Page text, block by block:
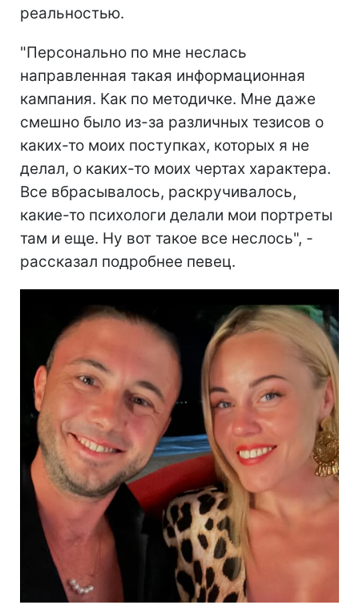
реальностью.
"Персонально по мне неслась
направленная такая информационная
кампания. Как по методичке. Мне даже
смешно было из-за различных тезисов о
каких-то моих поступках, которых я не
делал, о каких-то моих чертах характера.
Все вбрасывалось, раскручивалось,
какие-то психологи делали мои портреты
там и еще. Ну вот такое все неслось", -
рассказал подробнее певец.